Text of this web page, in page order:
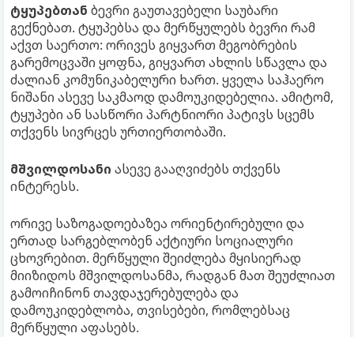
ტყუპებთან ბევრი გაუთავებელი საუბარი
გექნებათ. ტყუპებსა და მერწყულებს ბევრი რამ
აქვთ საერთო: ორივეს გიყვართ მეგობრების
გარემოცვაში ყოფნა, გიყვართ ახლის სწავლა და
ძალიან კომუნიკაბელური ხართ. ყველა საჰაერო
ნიშანი ასევე საკმაოდ დამოუკიდებელია. ამიტომ,
ტყუპები ან სასწორი პარტნიორი პატივს სცემს
თქვენს სივრცეს ურთიერთობაში.
მშვილდოსანი ასევე გააღვიძებს თქვენს
ინტერესს.
ორივე საზოგადოებაზეა ორიენტირებული და
ერთად სარგებლობენ აქტიური სოციალური
ცხოვრებით. მერწყული შეიძლება მყისიერად
მიიზიდოს მშვილდოსანმა, რადგან მათ შეუძლიათ
გამოიჩინონ თავდაჯერებულება და
დამოუკიდებლობა, თვისებები, რომლებსაც
მერწყული აფასებს.